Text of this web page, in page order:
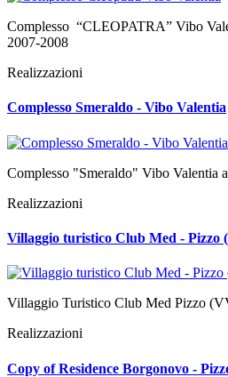
Complesso “CLEOPATRA” Vibo
2007-2008
Realizzazioni
Complesso Smeraldo - Vibo Valentia
Complesso "Smeraldo" Vibo Valentia
Realizzazioni
Villaggio turistico Club Med - Pizzo
Villaggio Turistico Club Med Pizzo
Realizzazioni
Copy of Residence Borgonovo -